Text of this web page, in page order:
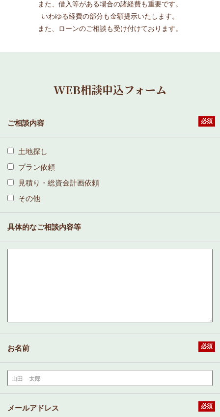
また、借入等がある場合の諸経費も重要です。
いわゆる経費の部分も金額提示いたします。
また、ローンのご相談も受け付けております。
WEB相談申込フォーム
ご相談内容 必須
土地探し
プラン依頼
見積り・総資金計画依頼
その他
具体的なご相談内容等
お名前 必須
メールアドレス 必須